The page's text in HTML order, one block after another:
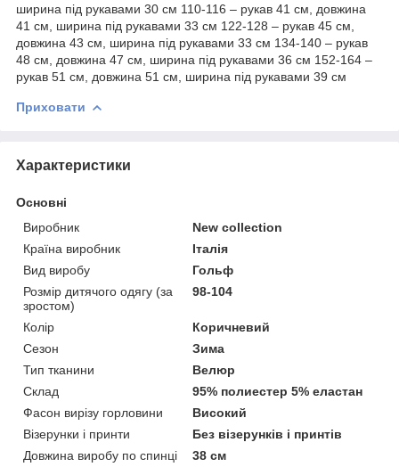
ширина під рукавами 30 см 110-116 – рукав 41 см, довжина
41 см, ширина під рукавами 33 см 122-128 – рукав 45 см,
довжина 43 см, ширина під рукавами 33 см 134-140 – рукав
48 см, довжина 47 см, ширина під рукавами 36 см 152-164 –
рукав 51 см, довжина 51 см, ширина під рукавами 39 см
Приховати
Характеристики
Основні
Виробник
New collection
Країна виробник
Італія
Вид виробу
Гольф
Розмір дитячого одягу (за
зростом)
98-104
Колір
Коричневий
Сезон
Зима
Тип тканини
Велюр
Склад
95% полиестер 5% еластан
Фасон вирізу горловини
Високий
Візерунки і принти
Без візерунків і принтів
Довжина виробу по спинці
38 см